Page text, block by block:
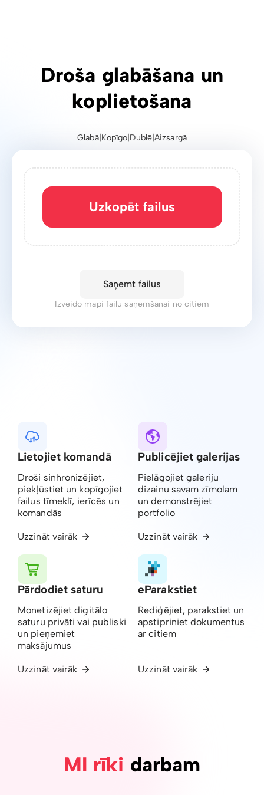
Uzkopēt failus
Saņemt failus
Izveido mapi failu saņemšanai no citiem
Lietojiet komandā
Droši sinhronizējiet,
piekļūstiet un kopīgojiet
failus tīmeklī, ierīcēs un
komandās
Uzzināt vairāk
Publicējiet galerijas
Pielāgojiet galeriju
dizainu savam zīmolam
un demonstrējiet
portfolio
Uzzināt vairāk
Pārdodiet saturu
Monetizējiet digitālo
saturu privāti vai publiski
un pieņemiet
maksājumus
Uzzināt vairāk
eParakstiet
Rediģējiet, parakstiet un
apstipriniet dokumentus
ar citiem
Uzzināt vairāk
MI rīki darbam